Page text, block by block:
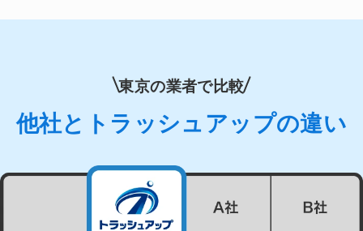
東京の業者で比較
他社とトラッシュアップの違い